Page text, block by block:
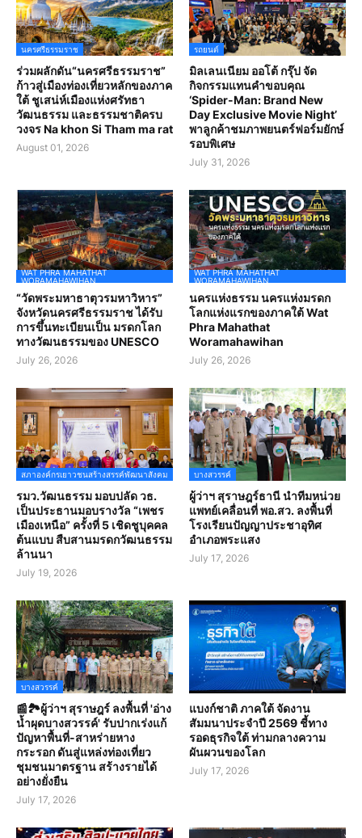
นครศรีธรรมราช
ร่วมผลักดัน“นครศรีธรรมราช”
ก้าวสู่เมืองท่องเที่ยวหลักของภาค
ใต้ ชูเสน่ห์เมืองแห่งศรัทธา
วัฒนธรรม และธรรมชาติครบ
วงจร Na khon Si Tham ma rat
August 01, 2026
รถยนต์
มิลเลนเนียม ออโต้ กรุ๊ป จัด
กิจกรรมแทนคำขอบคุณ
‘Spider-Man: Brand New
Day Exclusive Movie Night’
พาลูกค้าชมภาพยนตร์ฟอร์มยักษ์
รอบพิเศษ
July 31, 2026
WAT PHRA MAHATHAT
WORAMAHAWIHAN
“วัดพระมหาธาตุวรมหาวิหาร”
จังหวัดนครศรีธรรมราช ได้รับ
การขึ้นทะเบียนเป็น มรดกโลก
ทางวัฒนธรรมของ UNESCO
July 26, 2026
WAT PHRA MAHATHAT
WORAMAHAWIHAN
นครแห่งธรรม นครแห่งมรดก
โลกแห่งแรกของภาคใต้ Wat
Phra Mahathat
Woramahawihan
July 26, 2026
สภาองค์กรเยาวชนสร้างสรรค์พัฒนาสังคม
รมว.วัฒนธรรม มอบปลัด วธ.
เป็นประธานมอบรางวัล “เพชร
เมืองเหนือ” ครั้งที่ 5 เชิดชูบุคคล
ต้นแบบ สืบสานมรดกวัฒนธรรม
ล้านนา
July 19, 2026
บางสวรรค์
ผู้ว่าฯ สุราษฎร์ธานี นำทีมหน่วย
แพทย์เคลื่อนที่ พอ.สว. ลงพื้นที่
โรงเรียนปัญญาประชาอุทิศ
อำเภอพระแสง
July 17, 2026
บางสวรรค์
📰🏞️ผู้ว่าฯ สุราษฎร์ ลงพื้นที่ 'อ่าง
น้ำผุดบางสวรรค์' รับปากเร่งแก้
ปัญหาพื้นที่-สาหร่ายหาง
กระรอก ดันสู่แหล่งท่องเที่ยว
ชุมชนมาตรฐาน สร้างรายได้
อย่างยั่งยืน
July 17, 2026
แบงก์ชาติ ภาคใต้ จัดงาน
สัมมนาประจำปี 2569 ชี้ทาง
รอดธุรกิจใต้ ท่ามกลางความ
ผันผวนของโลก
July 17, 2026